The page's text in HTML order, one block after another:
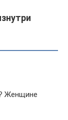
Женщине